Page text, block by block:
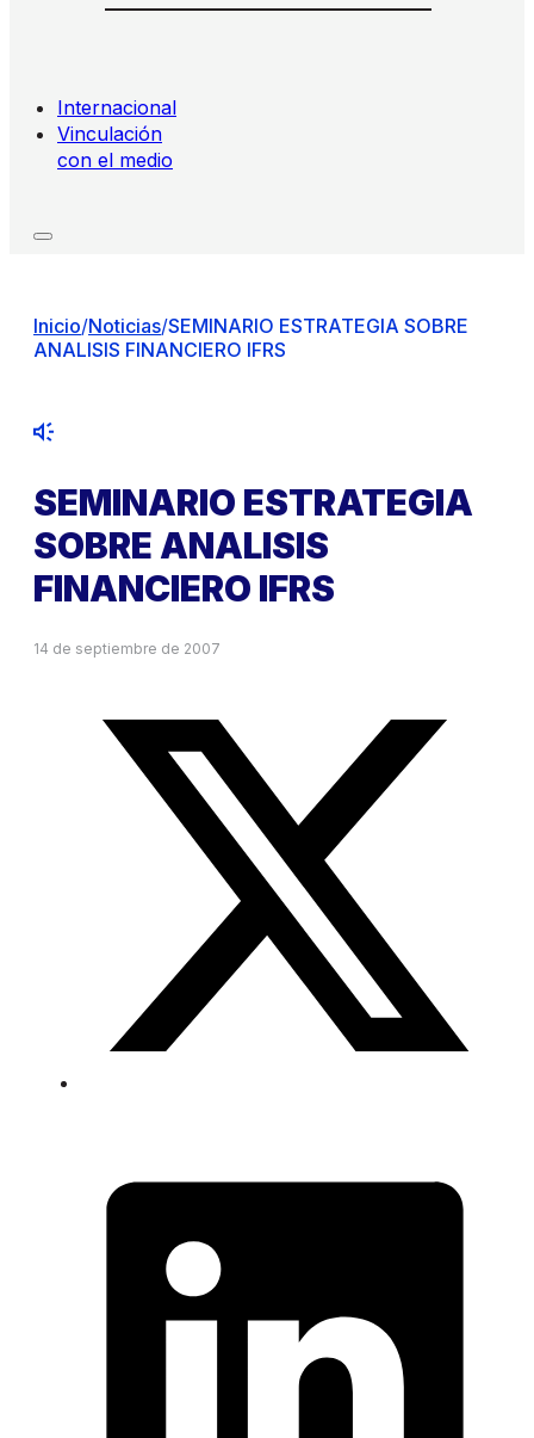
Internacional
Vinculación
con el medio
Inicio/Noticias/SEMINARIO ESTRATEGIA SOBRE
ANALISIS FINANCIERO IFRS
SEMINARIO ESTRATEGIA
SOBRE ANALISIS
FINANCIERO IFRS
14 de septiembre de 2007